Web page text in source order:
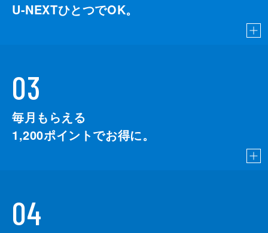
U-NEXTひとつでOK。
03
毎月もらえる
1,200ポイントでお得に。
04